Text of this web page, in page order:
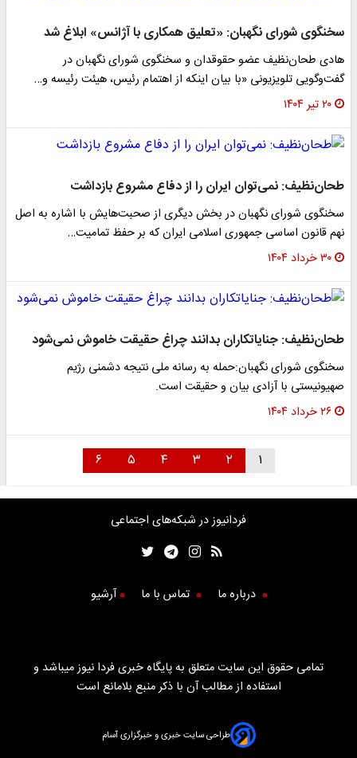
سخنگوی شورای نگهبان: «تعلیق همکاری با آژانس» ابلاغ شد
هادی طحان‌نظیف عضو حقوقدان و سخنگوی شورای نگهبان در
گفت‌وگویی تلویزیونی «با بیان اینکه از اهتمام رئیس، هیئت رئیسه و…
۲۰ تیر ۱۴۰۴
طحان‌نظیف: ‌نمی‌توان ایران را از دفاع مشروع بازداشت
سخنگوی شورای نگهبان در بخش دیگری از صحبت‌هایش با اشاره به اصل
نهم قانون اساسی جمهوری اسلامی ایران که بر حفظ تمامیت…
۳۰ خرداد ۱۴۰۴
طحان‌نظیف: جنایاتکاران بدانند چراغ حقیقت خاموش نمی‌شود
سخنگوی شورای نگهبان:حمله به رسانه ملی نتیجه دشمنی رژیم
صهیونیستی با آزادی بیان و حقیقت است.
۲۶ خرداد ۱۴۰۴
۱ ۲ ۳ ۴ ۵ ۶
فردانیوز در شبکه‌های اجتماعی
درباره ما تماس با ما آرشیو
تمامی حقوق این سایت متعلق به پایگاه خبری فردا نیوز میباشد و
استفاده از مطالب آن با ذکر منبع بلامانع است
طراحی سایت خبری و خبرگزاری آسام